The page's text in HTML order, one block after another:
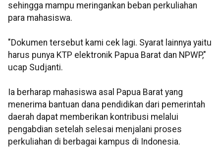
sehingga mampu meringankan beban perkuliahan
para mahasiswa.
"Dokumen tersebut kami cek lagi. Syarat lainnya yaitu
harus punya KTP elektronik Papua Barat dan NPWP,"
ucap Sudjanti.
Ia berharap mahasiswa asal Papua Barat yang
menerima bantuan dana pendidikan dari pemerintah
daerah dapat memberikan kontribusi melalui
pengabdian setelah selesai menjalani proses
perkuliahan di berbagai kampus di Indonesia.